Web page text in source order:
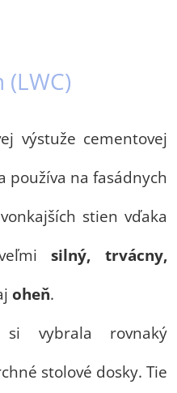
výstuže cementovej
používa na fasádnych
stien vďaka
silný, trvácny,
oheň.
si vybrala rovnaký
stolové dosky. Tie